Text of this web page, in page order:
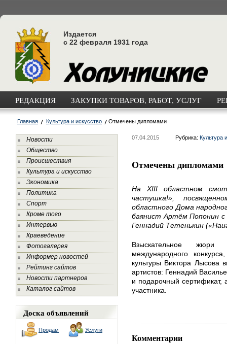
Издается
с 22 февраля 1931 года
РЕДАКЦИЯ ЗАКУПКИ ТОВАРОВ, РАБОТ, УСЛУГ
Главная Культура и искусство Отмечены дипломами
Новости
Общество
Происшествия
Культура и искусство
Экономика
Политика
Спорт
Кроме того
Интервью
Краеведение
Фотогалерея
Информер новостей
Рейтинг сайтов
Новости партнеров
Каталог сайтов
Доска объявлений
Продам Услуги
07.04.2015 Рубрика: Культура
Отмечены дипломами
На XIII областном
частушка!»,
областного Дома
баянист Артём Попонин с
Геннадий Тетенькин
Взыскательное жюри
международного
культуры Виктора Лысова
артистов: Геннадий
и подарочный
участника.
Комментарии